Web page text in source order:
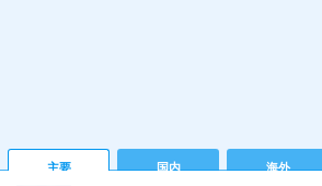
主要 国内 海外